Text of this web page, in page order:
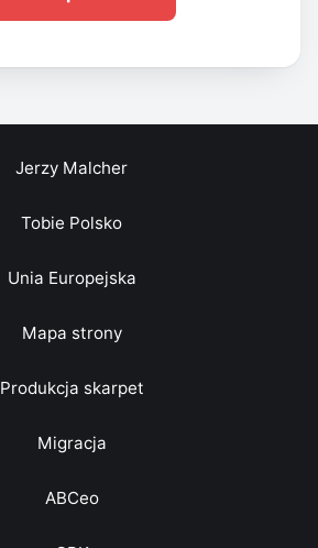
Jerzy Malcher
Tobie Polsko
Unia Europejska
Mapa strony
Produkcja skarpet
Migracja
ABCeo